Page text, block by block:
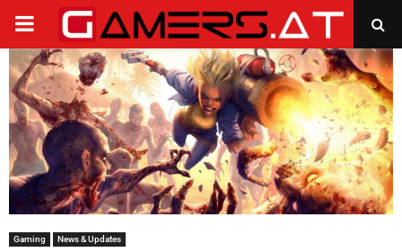
PRIMARY
MENU
Gaming News & Updates